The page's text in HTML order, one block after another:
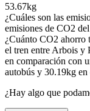
53.67kg
¿Cuáles son las
emisiones de CO2
¿Cuánto CO2 ahorro
el tren entre Arbois y
en comparación con
autobús y 30.19kg
¿Hay algo que